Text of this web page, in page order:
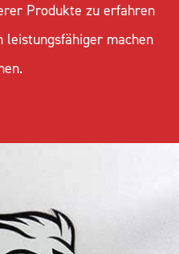
Produkte zu erfahren
leistungsfähiger machen